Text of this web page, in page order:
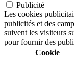
Publicité
Les cookies
publicités et des
suivent les visiteurs
pour fournir des
Cookie